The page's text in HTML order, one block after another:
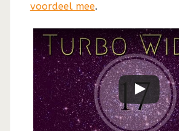
voordeel mee.